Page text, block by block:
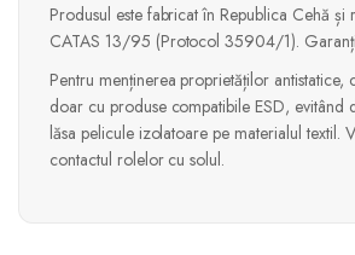
Produsul este fabricat în Republica Cehă și
CATAS 13/95 (Protocol 35904/1).
Pentru menținerea proprietăților antistatice,
doar cu produse compatibile ESD, evitând
lăsa pelicule izolatoare pe materialul textil.
contactul rolelor cu solul.